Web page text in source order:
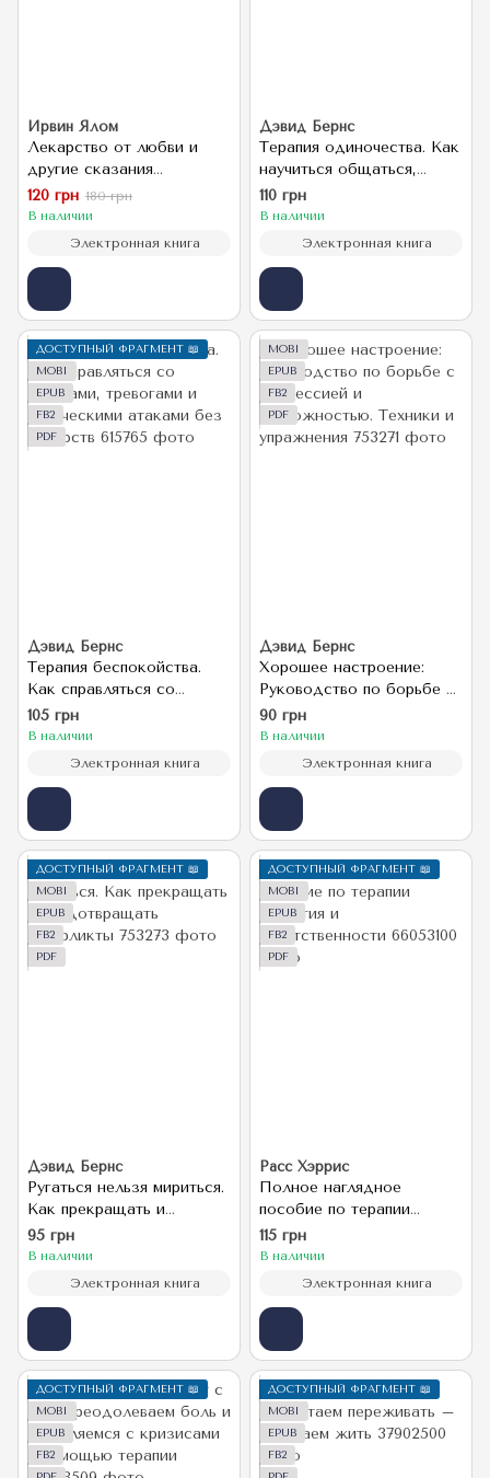
Ирвин Ялом
Лекарство от любви и
другие сказания
психотерапевта
120 грн 180 грн
В наличии
Электронная книга
Дэвид Бернс
Терапия одиночества. Как
научиться общаться,
дружить и любить
110 грн
В наличии
Электронная книга
ДОСТУПНЫЙ ФРАГМЕНТ 📖
MOBI
EPUB
FB2
PDF
Дэвид Бернс
Терапия беспокойства.
Как справляться со
страхами, тревогами и
паническими атаками без
лекарств
105 грн
В наличии
Электронная книга
MOBI
EPUB
FB2
PDF
Дэвид Бернс
Хорошее настроение:
Руководство по борьбе с
депрессией и
тревожностью. Техники и
упражнения
90 грн
В наличии
Электронная книга
ДОСТУПНЫЙ ФРАГМЕНТ 📖
MOBI
EPUB
FB2
PDF
Дэвид Бернс
Ругаться нельзя мириться.
Как прекращать и
предотвращать
конфликты
95 грн
В наличии
Электронная книга
ДОСТУПНЫЙ ФРАГМЕНТ 📖
MOBI
EPUB
FB2
PDF
Расс Хэррис
Полное наглядное
пособие по терапии
принятия и
ответственности
115 грн
В наличии
Электронная книга
ДОСТУПНЫЙ ФРАГМЕНТ 📖
MOBI
EPUB
FB2
ДОСТУПНЫЙ ФРАГМЕНТ 📖
MOBI
EPUB
FB2